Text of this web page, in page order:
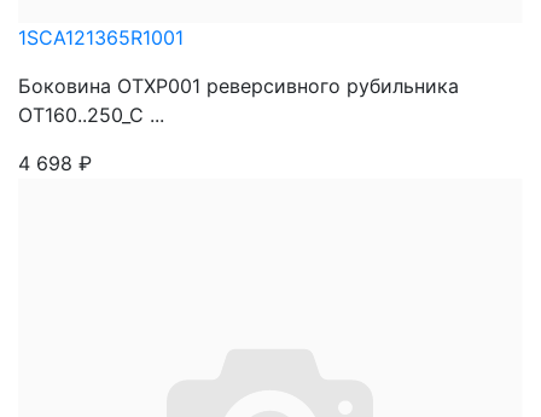
1SCA121365R1001
Боковина OTXP001 реверсивного рубильника
OT160..250_C ...
4 698 ₽